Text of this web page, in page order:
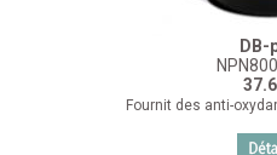
DB-
Fournit des anti-